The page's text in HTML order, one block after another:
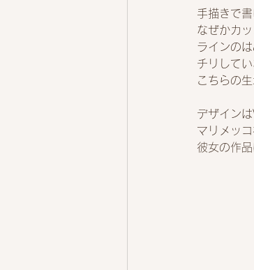
手描きで
なぜかカ
ラインの
チリして
こちらの
デザイン
マリメッ
彼女の作